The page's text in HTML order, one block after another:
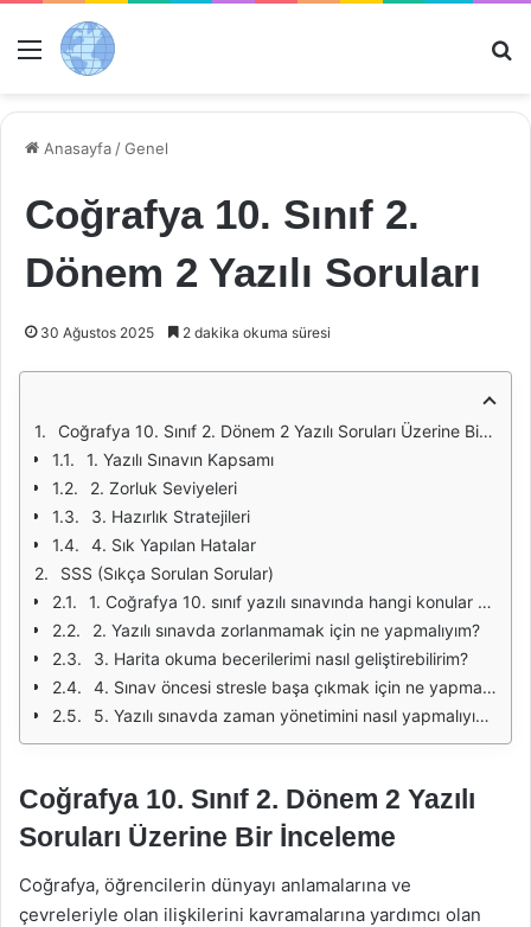
Menü
Anasayfa /Genel
Coğrafya 10. Sınıf 2.
Dönem 2 Yazılı Soruları
30 Ağustos 2025 2 dakika okuma süresi
Coğrafya 10. Sınıf 2. Dönem 2 Yazılı Soruları Üzerine Bir İnceleme
1. Yazılı Sınavın Kapsamı
2. Zorluk Seviyeleri
3. Hazırlık Stratejileri
4. Sık Yapılan Hatalar
SSS (Sıkça Sorulan Sorular)
1. Coğrafya 10. sınıf yazılı sınavında hangi konular soruluyor?
2. Yazılı sınavda zorlanmamak için ne yapmalıyım?
3. Harita okuma becerilerimi nasıl geliştirebilirim?
4. Sınav öncesi stresle başa çıkmak için ne yapmalıyım?
5. Yazılı sınavda zaman yönetimini nasıl yapmalıyım?
Coğrafya 10. Sınıf 2. Dönem 2 Yazılı
Soruları Üzerine Bir İnceleme
Coğrafya, öğrencilerin dünyayı anlamalarına ve
çevreleriyle olan ilişkilerini kavramalarına yardımcı olan